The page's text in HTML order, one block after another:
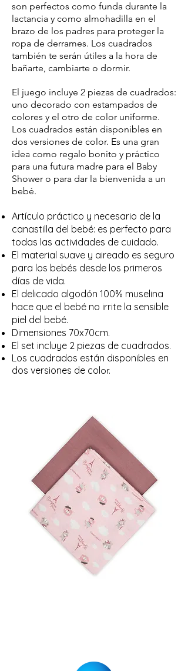
son perfectos como funda durante la
lactancia y como almohadilla en el
brazo de los padres para proteger la
ropa de derrames. Los cuadrados
también te serán útiles a la hora de
bañarte, cambiarte o dormir.
El juego incluye 2 piezas de cuadrados:
uno decorado con estampados de
colores y el otro de color uniforme.
Los cuadrados están disponibles en
dos versiones de color. Es una gran
idea como regalo bonito y práctico
para una futura madre para el Baby
Shower o para dar la bienvenida a un
bebé.
Artículo práctico y necesario de la
canastilla del bebé: es perfecto para
todas las actividades de cuidado.
El material suave y aireado es seguro
para los bebés desde los primeros
días de vida.
El delicado algodón 100% muselina
hace que el bebé no irrite la sensible
piel del bebé.
Dimensiones 70x70cm.
El set incluye 2 piezas de cuadrados.
Los cuadrados están disponibles en
dos versiones de color.